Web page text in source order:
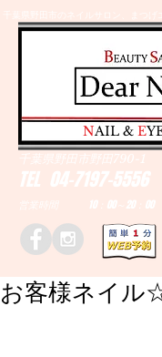
千葉県野田市のネイルサロン、まつ
TEL 04-7197-5556
営業時間 10：00～20：00
千葉県野田市野田790-1
​NAIL & E
お客様ネイル